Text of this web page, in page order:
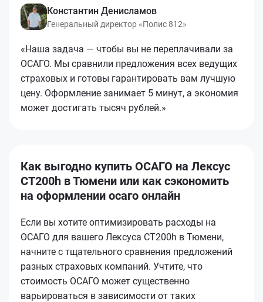
Константин Денисламов
Генеральный директор «Полис 812»
«Наша задача — чтобы вы не переплачивали за
ОСАГО. Мы сравнили предложения всех ведущих
страховых и готовы гарантировать вам лучшую
цену. Оформление занимает 5 минут, а экономия
может достигать тысяч рублей.»
Как выгодно купить ОСАГО на Лексус
CT200h в Тюмени или как сэкономить
на оформлении осаго онлайн
Если вы хотите оптимизировать расходы на
ОСАГО для вашего Лексуса CT200h в Тюмени,
начните с тщательного сравнения предложений
разных страховых компаний. Учтите, что
стоимость ОСАГО может существенно
варьироваться в зависимости от таких